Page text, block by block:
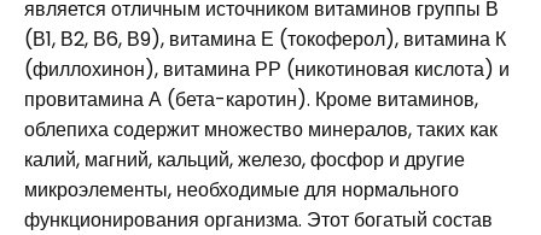
является отличным источником витаминов группы В
(В1, В2, В6, В9), витамина Е (токоферол), витамина К
(филлохинон), витамина РР (никотиновая кислота) и
провитамина А (бета-каротин). Кроме витаминов,
облепиха содержит множество минералов, таких как
калий, магний, кальций, железо, фосфор и другие
микроэлементы, необходимые для нормального
функционирования организма. Этот богатый состав